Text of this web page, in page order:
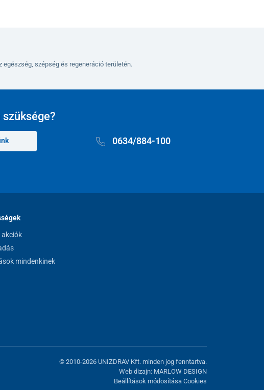
szépség és regeneráció területén.
0634/884-100
akciók
mindenkinek
© 2010-2026 UNIZDRAV Kft. minden jog fenntartva.
Web dizajn: MARLOW DESIGN
Beállítások módosítása Cookies